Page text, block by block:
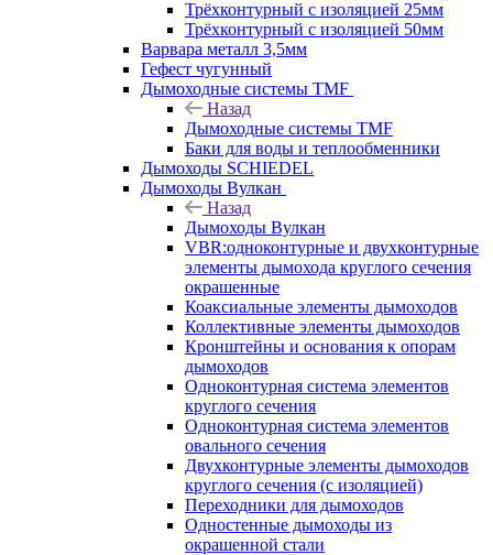
Трёхконтурный с изоляцией 25мм
Трёхконтурный с изоляцией 50мм
Варвара металл 3,5мм
Гефест чугунный
Дымоходные системы TMF
Назад
Дымоходные системы TMF
Баки для воды и теплообменники
Дымоходы SCHIEDEL
Дымоходы Вулкан
Назад
Дымоходы Вулкан
VBR:одноконтурные и двухконтурные
элементы дымохода круглого сечения
окрашенные
Коаксиальные элементы дымоходов
Коллективные элементы дымоходов
Кронштейны и основания к опорам
дымоходов
Одноконтурная система элементов
круглого сечения
Одноконтурная система элементов
овального сечения
Двухконтурные элементы дымоходов
круглого сечения (с изоляцией)
Переходники для дымоходов
Одностенные дымоходы из
окрашенной стали